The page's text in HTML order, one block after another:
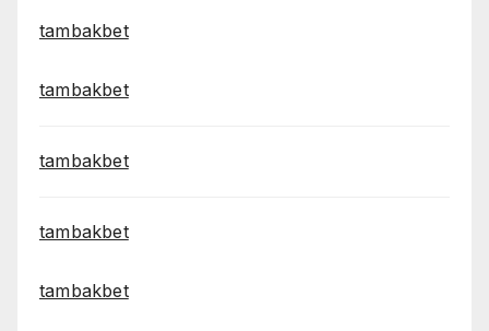
tambakbet
tambakbet
tambakbet
tambakbet
tambakbet